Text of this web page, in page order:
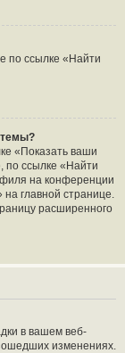
по ссылке «Найти
темы?
«Показать ваши
по ссылке «Найти
на конференции
главной странице.
расширенного
в вашем веб-
изменениях.